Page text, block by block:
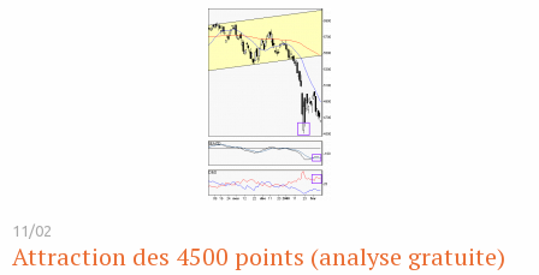
11/02
Attraction des 4500 points (analyse gratuite)